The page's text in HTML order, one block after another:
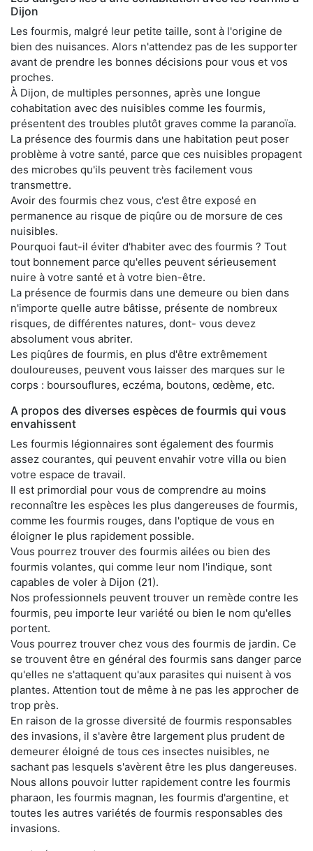
Dijon
Les fourmis, malgré leur petite taille, sont à l'origine de
bien des nuisances. Alors n'attendez pas de les supporter
avant de prendre les bonnes décisions pour vous et vos
proches.
À Dijon, de multiples personnes, après une longue
cohabitation avec des nuisibles comme les fourmis,
présentent des troubles plutôt graves comme la paranoïa.
La présence des fourmis dans une habitation peut poser
problème à votre santé, parce que ces nuisibles propagent
des microbes qu'ils peuvent très facilement vous
transmettre.
Avoir des fourmis chez vous, c'est être exposé en
permanence au risque de piqûre ou de morsure de ces
nuisibles.
Pourquoi faut-il éviter d'habiter avec des fourmis ? Tout
tout bonnement parce qu'elles peuvent sérieusement
nuire à votre santé et à votre bien-être.
La présence de fourmis dans une demeure ou bien dans
n'importe quelle autre bâtisse, présente de nombreux
risques, de différentes natures, dont- vous devez
absolument vous abriter.
Les piqûres de fourmis, en plus d'être extrêmement
douloureuses, peuvent vous laisser des marques sur le
corps : boursouflures, eczéma, boutons, œdème, etc.
A propos des diverses espèces de fourmis qui vous
envahissent
Les fourmis légionnaires sont également des fourmis
assez courantes, qui peuvent envahir votre villa ou bien
votre espace de travail.
Il est primordial pour vous de comprendre au moins
reconnaître les espèces les plus dangereuses de fourmis,
comme les fourmis rouges, dans l'optique de vous en
éloigner le plus rapidement possible.
Vous pourrez trouver des fourmis ailées ou bien des
fourmis volantes, qui comme leur nom l'indique, sont
capables de voler à Dijon (21).
Nos professionnels peuvent trouver un remède contre les
fourmis, peu importe leur variété ou bien le nom qu'elles
portent.
Vous pourrez trouver chez vous des fourmis de jardin. Ce
se trouvent être en général des fourmis sans danger parce
qu'elles ne s'attaquent qu'aux parasites qui nuisent à vos
plantes. Attention tout de même à ne pas les approcher de
trop près.
En raison de la grosse diversité de fourmis responsables
des invasions, il s'avère être largement plus prudent de
demeurer éloigné de tous ces insectes nuisibles, ne
sachant pas lesquels s'avèrent être les plus dangereuses.
Nous allons pouvoir lutter rapidement contre les fourmis
pharaon, les fourmis magnan, les fourmis d'argentine, et
toutes les autres variétés de fourmis responsables des
invasions.